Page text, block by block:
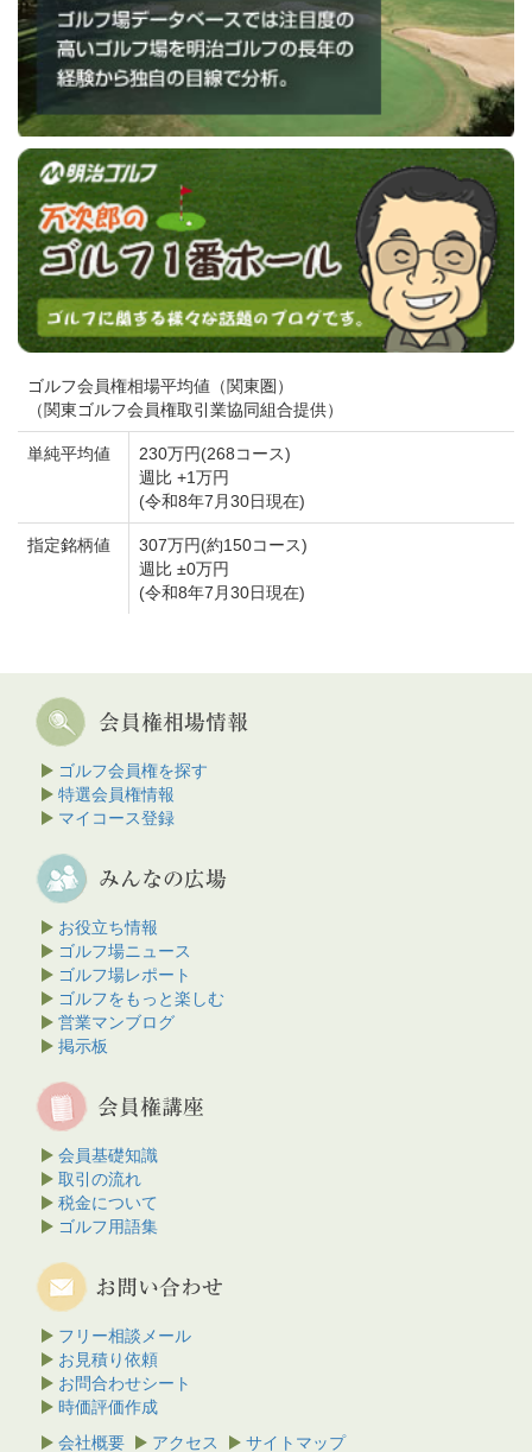
ゴルフ会員権相場平均値（関東圏）
（関東ゴルフ会員権取引業協同組合提供）
単純平均値
230万円(268コース)
週比 +1万円
(令和8年7月30日現在)
指定銘柄値
307万円(約150コース)
週比 ±0万円
(令和8年7月30日現在)
ゴルフ会員権を探す
特選会員権情報
マイコース登録
お役立ち情報
ゴルフ場ニュース
ゴルフ場レポート
ゴルフをもっと楽しむ
営業マンブログ
掲示板
会員基礎知識
取引の流れ
税金について
ゴルフ用語集
フリー相談メール
お見積り依頼
お問合わせシート
時価評価作成
会社概要
アクセス サイトマップ